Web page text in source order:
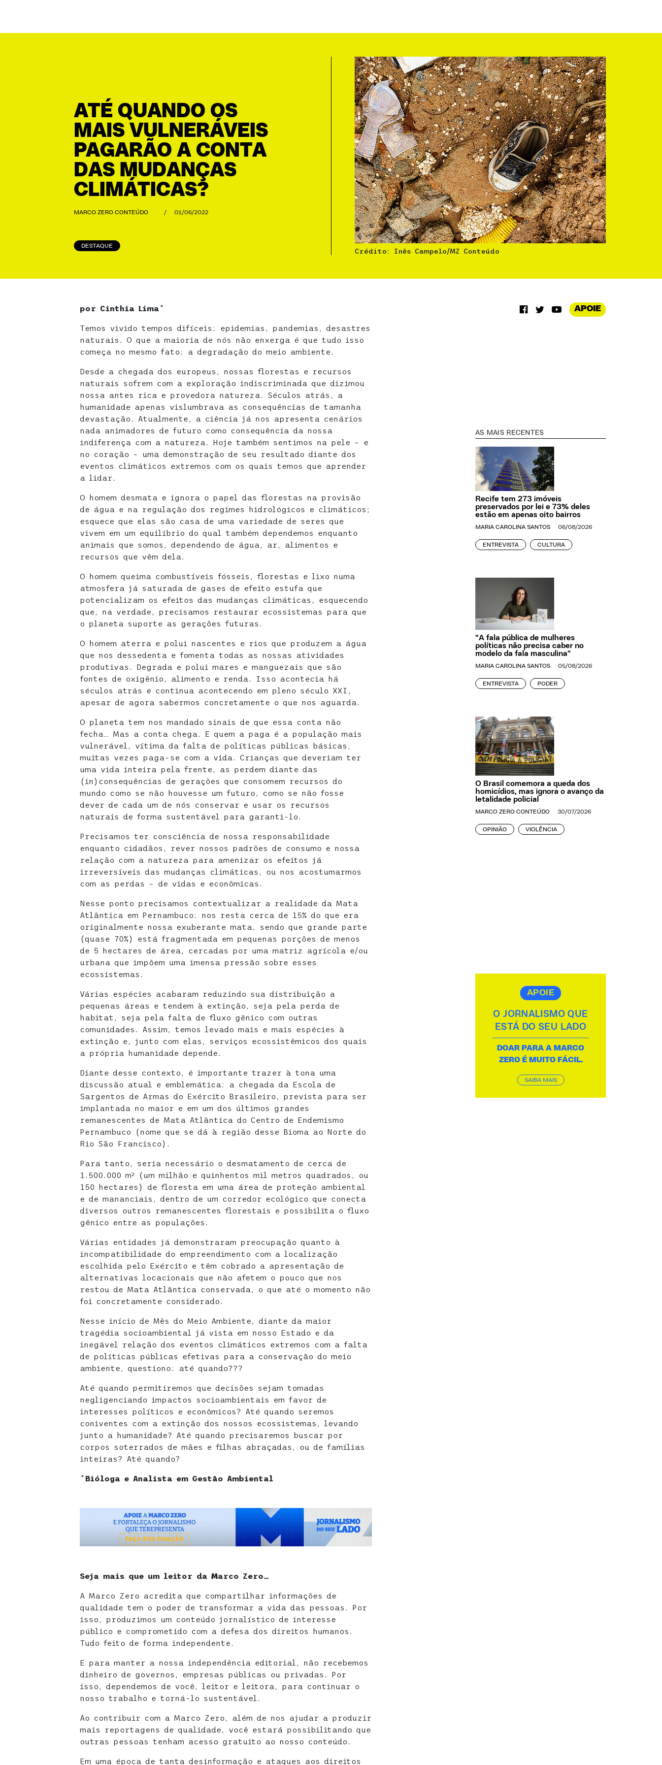
ATÉ QUANDO OS
MAIS VULNERÁVEIS
PAGARÃO A CONTA
DAS MUDANÇAS
CLIMÁTICAS?
MARCO ZERO CONTEÚDO / 01/06/2022
DESTAQUE
Crédito: Inês Campelo/MZ Conteúdo
por Cinthia Lima *
Temos vivido tempos difíceis: epidemias, pandemias, desastres
naturais. O que a maioria de nós não enxerga é que tudo isso
começa no mesmo fato: a degradação do meio ambiente.
Desde a chegada dos europeus, nossas florestas e recursos
naturais sofrem com a exploração indiscriminada que dizimou
nossa antes rica e provedora natureza. Séculos atrás, a
humanidade apenas vislumbrava as consequências de tamanha
devastação. Atualmente, a ciência já nos apresenta cenários
nada animadores de futuro como consequência da nossa
indiferença com a natureza. Hoje também sentimos na pele – e
no coração – uma demonstração de seu resultado diante dos
eventos climáticos extremos com os quais temos que aprender
a lidar.
O homem desmata e ignora o papel das florestas na provisão
de água e na regulação dos regimes hidrológicos e climáticos;
esquece que elas são casa de uma variedade de seres que
vivem em um equilíbrio do qual também dependemos enquanto
animais que somos, dependendo de água, ar, alimentos e
recursos que vêm dela.
O homem queima combustíveis fósseis, florestas e lixo numa
atmosfera já saturada de gases de efeito estufa que
potencializam os efeitos das mudanças climáticas, esquecendo
que, na verdade, precisamos restaurar ecossistemas para que
o planeta suporte as gerações futuras.
O homem aterra e polui nascentes e rios que produzem a água
que nos dessedenta e fomenta todas as nossas atividades
produtivas. Degrada e polui mares e manguezais que são
fontes de oxigênio, alimento e renda. Isso acontecia há
séculos atrás e continua acontecendo em pleno século XXI,
apesar de agora sabermos concretamente o que nos aguarda.
O planeta tem nos mandado sinais de que essa conta não
fecha… Mas a conta chega. E quem a paga é a população mais
vulnerável, vítima da falta de políticas públicas básicas,
muitas vezes paga-se com a vida. Crianças que deveriam ter
uma vida inteira pela frente, as perdem diante das
(in)consequências de gerações que consomem recursos do
mundo como se não houvesse um futuro, como se não fosse
dever de cada um de nós conservar e usar os recursos
naturais de forma sustentável para garanti-lo.
Precisamos ter consciência de nossa responsabilidade
enquanto cidadãos, rever nossos padrões de consumo e nossa
relação com a natureza para amenizar os efeitos já
irreversíveis das mudanças climáticas, ou nos acostumarmos
com as perdas – de vidas e econômicas.
Nesse ponto precisamos contextualizar a realidade da Mata
Atlântica em Pernambuco: nos resta cerca de 15% do que era
originalmente nossa exuberante mata, sendo que grande parte
(quase 70%) está fragmentada em pequenas porções de menos
de 5 hectares de área, cercadas por uma matriz agrícola e/ou
urbana que impõem uma imensa pressão sobre esses
ecossistemas.
Várias espécies acabaram reduzindo sua distribuição a
pequenas áreas e tendem à extinção, seja pela perda de
habitat, seja pela falta de fluxo gênico com outras
comunidades. Assim, temos levado mais e mais espécies à
extinção e, junto com elas, serviços ecossistêmicos dos quais
a própria humanidade depende.
Diante desse contexto, é importante trazer à tona uma
discussão atual e emblemática: a chegada da Escola de
Sargentos de Armas do Exército Brasileiro, prevista para ser
implantada no maior e em um dos últimos grandes
remanescentes de Mata Atlântica do Centro de Endemismo
Pernambuco (nome que se dá à região desse Bioma ao Norte do
Rio São Francisco).
Para tanto, seria necessário o desmatamento de cerca de
1.500.000 m² (um milhão e quinhentos mil metros quadrados, ou
150 hectares) de floresta em uma área de proteção ambiental
e de mananciais, dentro de um corredor ecológico que conecta
diversos outros remanescentes florestais e possibilita o fluxo
gênico entre as populações.
Várias entidades já demonstraram preocupação quanto à
incompatibilidade do empreendimento com a localização
escolhida pelo Exército e têm cobrado a apresentação de
alternativas locacionais que não afetem o pouco que nos
restou de Mata Atlântica conservada, o que até o momento não
foi concretamente considerado.
Nesse início de Mês do Meio Ambiente, diante da maior
tragédia socioambiental já vista em nosso Estado e da
inegável relação dos eventos climáticos extremos com a falta
de políticas públicas efetivas para a conservação do meio
ambiente, questiono: até quando???
Até quando permitiremos que decisões sejam tomadas
negligenciando impactos socioambientais em favor de
interesses políticos e econômicos? Até quando seremos
coniventes com a extinção dos nossos ecossistemas, levando
junto a humanidade? Até quando precisaremos buscar por
corpos soterrados de mães e filhas abraçadas, ou de famílias
inteiras? Até quando?
* Bióloga e Analista em Gestão Ambiental
Seja mais que um leitor da Marco Zero…
A Marco Zero acredita que compartilhar informações de
qualidade tem o poder de transformar a vida das pessoas. Por
isso, produzimos um conteúdo jornalístico de interesse
público e comprometido com a defesa dos direitos humanos.
Tudo feito de forma independente.
E para manter a nossa independência editorial, não recebemos
dinheiro de governos, empresas públicas ou privadas. Por
isso, dependemos de você, leitor e leitora, para continuar o
nosso trabalho e torná-lo sustentável.
Ao contribuir com a Marco Zero, além de nos ajudar a produzir
mais reportagens de qualidade, você estará possibilitando que
outras pessoas tenham acesso gratuito ao nosso conteúdo.
Em uma época de tanta desinformação e ataques aos direitos
APOIE
AS MAIS RECENTES
Recife tem 273 imóveis
preservados por lei e 73% deles
estão em apenas oito bairros
MARIA CAROLINA SANTOS 06/08/2026
ENTREVISTA CULTURA
"A fala pública de mulheres
políticas não precisa caber no
modelo da fala masculina"
MARIA CAROLINA SANTOS 05/08/2026
ENTREVISTA PODER
O Brasil comemora a queda dos
homicídios, mas ignora o avanço da
letalidade policial
MARCO ZERO CONTEÚDO 30/07/2026
OPINIÃO VIOLÊNCIA
APOIE
O JORNALISMO QUE
ESTÁ DO SEU LADO
DOAR PARA A MARCO
ZERO É MUITO FÁCIL.
SAIBA MAIS